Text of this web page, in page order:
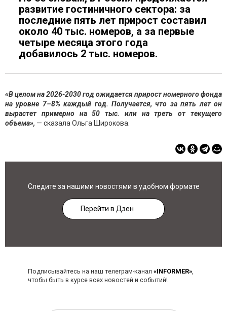
развитие гостиничного сектора: за
последние пять лет прирост составил
около 40 тыс. номеров, а за первые
четыре месяца этого года
добавилось 2 тыс. номеров.
«В целом на 2026-2030 год ожидается прирост номерного фонда
на уровне 7–8% каждый год. Получается, что за пять лет он
вырастет примерно на 50 тыс. или на треть от текущего
объема», — сказала Ольга Широкова.
Следите за нашими новостями в удобном формате
Перейти в Дзен
Подписывайтесь на наш телеграм-канал «INFORMER»,
чтобы быть в курсе всех новостей и событий!